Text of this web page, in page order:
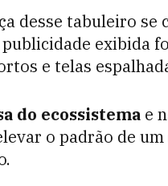
desse tabuleiro se
publicidade exibida
e telas
do ecossistema e
o padrão de